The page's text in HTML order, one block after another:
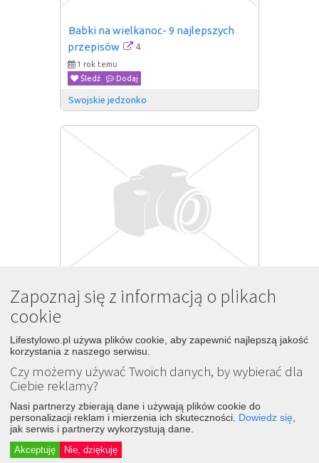
Babki na wielkanoc- 9 najlepszych
przepisów
4
1 rok temu
Śledź
Dodaj
Swojskie jedzonko
Babka pomarańczowa z lukrem 10
Smaczne Potrawy
Zapoznaj się z informacją o plikach
cookie
Lifestylowo.pl używa plików cookie, aby zapewnić najlepszą jakość
korzystania z naszego serwisu.
Czy możemy używać Twoich danych, by wybierać dla
Ciebie reklamy?
Nasi partnerzy zbierają dane i używają plików cookie do
personalizacji reklam i mierzenia ich skuteczności. Dowiedz się
jak serwis i partnerzy wykorzystują dane.
Akceptuję Nie, dziękuję